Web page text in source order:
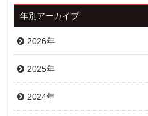
年別アーカイブ
2026年
2025年
2024年